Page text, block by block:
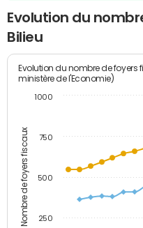
Evolution du
Bilieu
Nombre de foyers fiscaux
Evolution du nombre de foyers
ministère de l'Economie)
250
500
750
1000